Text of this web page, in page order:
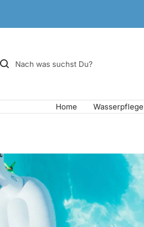
Inhalt
Home Wasserpflege